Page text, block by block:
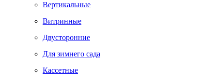
Вертикальные
Витринные
Двусторонние
Для зимнего сада
Кассетные